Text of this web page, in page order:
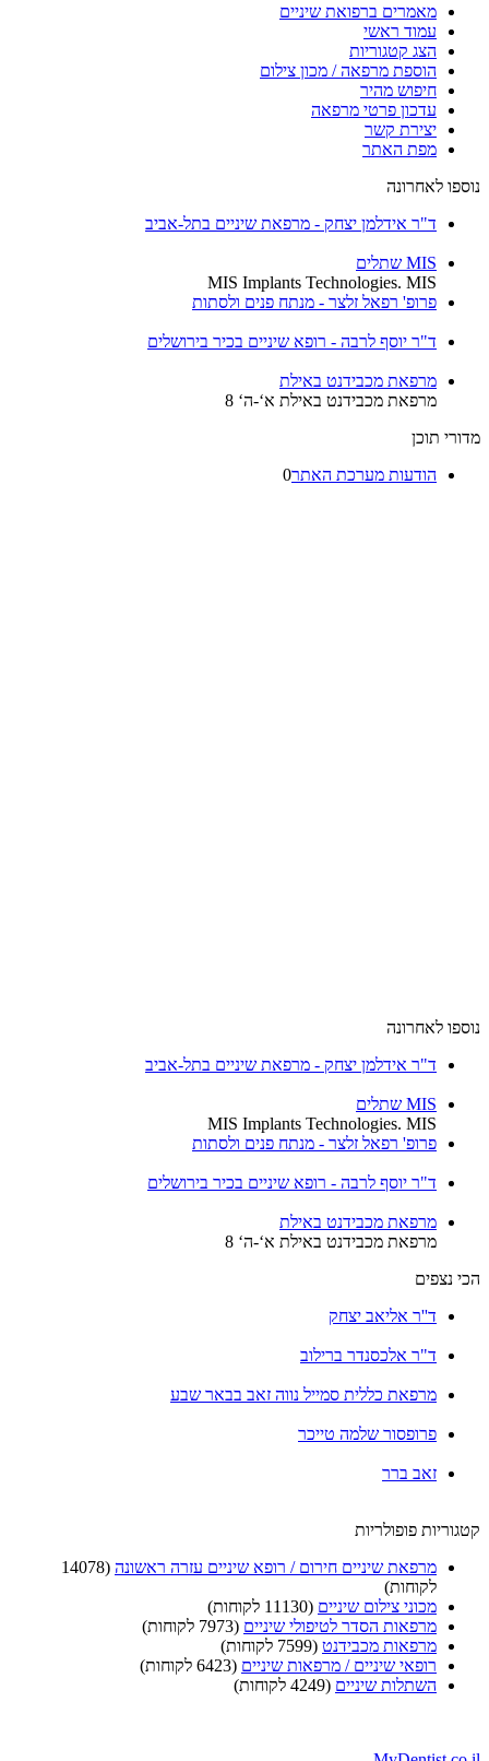
מאמרים ברפואת שיניים
עמוד ראשי
הצג קטגוריות
הוספת מרפאה / מכון צילום
חיפוש מהיר
עדכון פרטי מרפאה
יצירת קשר
מפת האתר
נוספו לאחרונה
ד"ר אידלמן יצחק - מרפאת שיניים בתל-אביב
MIS שתלים
MIS Implants Technologies. MIS
פרופ' רפאל זלצר - מנתח פנים ולסתות
ד"ר יוסף לרבה - רופא שיניים בכיר בירושלים
מרפאת מכבידנט באילת
מרפאת מכבידנט באילת א‘-ה‘ 8
מדורי תוכן
הודעות מערכת האתר0
נוספו לאחרונה
ד"ר אידלמן יצחק - מרפאת שיניים בתל-אביב
MIS שתלים
MIS Implants Technologies. MIS
פרופ' רפאל זלצר - מנתח פנים ולסתות
ד"ר יוסף לרבה - רופא שיניים בכיר בירושלים
מרפאת מכבידנט באילת
מרפאת מכבידנט באילת א‘-ה‘ 8
הכי נצפים
ד''ר אליאב יצחק
ד"ר אלכסנדר ברילוב
מרפאת כללית סמייל נווה זאב בבאר שבע
פרופסור שלמה טייכר
זאב ברר
קטגוריות פופולריות
מרפאת שיניים חירום / רופא שיניים עזרה ראשונה (14078
לקוחות)
מכוני צילום שיניים (11130 לקוחות)
מרפאות הסדר לטיפולי שיניים (7973 לקוחות)
מרפאות מכבידנט (7599 לקוחות)
רופאי שיניים / מרפאות שיניים (6423 לקוחות)
השתלות שיניים (4249 לקוחות)